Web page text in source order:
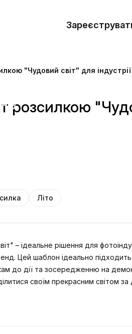
"Чудовий світ" для
Літо
– ідеальне рішення для
Цей шаблон ідеально
до дії та зосередженню на
своїм прекрасним